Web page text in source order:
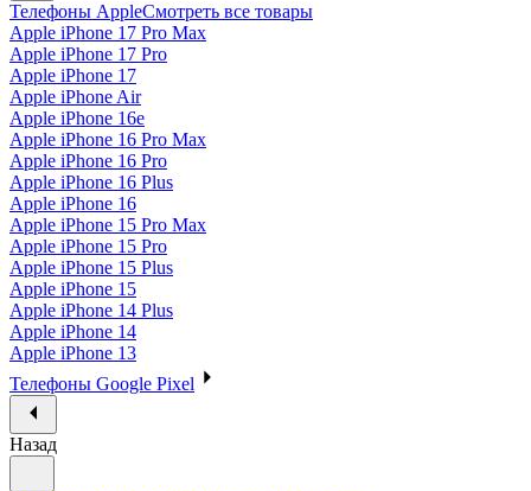
Телефоны AppleСмотреть все товары
Apple iPhone 17 Pro Max
Apple iPhone 17 Pro
Apple iPhone 17
Apple iPhone Air
Apple iPhone 16e
Apple iPhone 16 Pro Max
Apple iPhone 16 Pro
Apple iPhone 16 Plus
Apple iPhone 16
Apple iPhone 15 Pro Max
Apple iPhone 15 Pro
Apple iPhone 15 Plus
Apple iPhone 15
Apple iPhone 14 Plus
Apple iPhone 14
Apple iPhone 13
Телефоны Google Pixel
Назад